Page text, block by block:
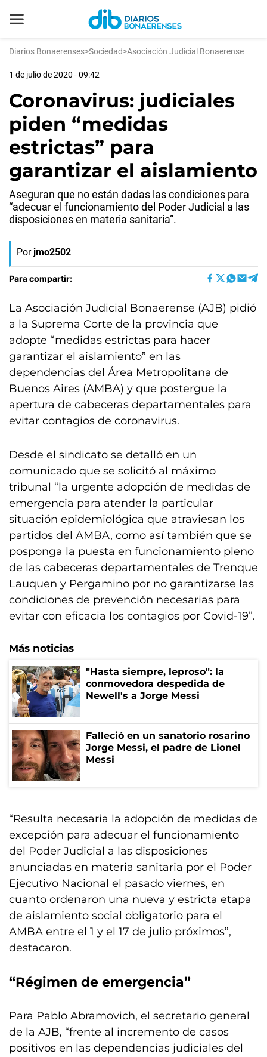
Diarios Bonaerenses>Sociedad>Asociación Judicial Bonaerense
1 de julio de 2020 - 09:42
Coronavirus: judiciales
piden “medidas
estrictas” para
garantizar el aislamiento
Aseguran que no están dadas las condiciones para
“adecuar el funcionamiento del Poder Judicial a las
disposiciones en materia sanitaria”.
Por jmo2502
Para compartir:
La Asociación Judicial Bonaerense (AJB) pidió
a la Suprema Corte de la provincia que
adopte “medidas estrictas para hacer
garantizar el aislamiento” en las
dependencias del Área Metropolitana de
Buenos Aires (AMBA) y que postergue la
apertura de cabeceras departamentales para
evitar contagios de coronavirus.
Desde el sindicato se detalló en un
comunicado que se solicitó al máximo
tribunal “la urgente adopción de medidas de
emergencia para atender la particular
situación epidemiológica que atraviesan los
partidos del AMBA, como así también que se
posponga la puesta en funcionamiento pleno
de las cabeceras departamentales de Trenque
Lauquen y Pergamino por no garantizarse las
condiciones de prevención necesarias para
evitar con eficacia los contagios por Covid-19”.
Más noticias
"Hasta siempre, leproso": la
conmovedora despedida de
Newell's a Jorge Messi
Falleció en un sanatorio rosarino
Jorge Messi, el padre de Lionel
Messi
“Resulta necesaria la adopción de medidas de
excepción para adecuar el funcionamiento
del Poder Judicial a las disposiciones
anunciadas en materia sanitaria por el Poder
Ejecutivo Nacional el pasado viernes, en
cuanto ordenaron una nueva y estricta etapa
de aislamiento social obligatorio para el
AMBA entre el 1 y el 17 de julio próximos”,
destacaron.
“Régimen de emergencia”
Para Pablo Abramovich, el secretario general
de la AJB, “frente al incremento de casos
positivos en las dependencias judiciales del